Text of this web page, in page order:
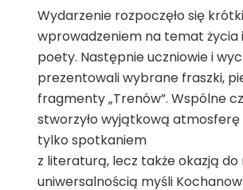
Wydarzenie rozpoczęło się
wprowadzeniem na temat życia
poety. Następnie uczniowie i
prezentowali wybrane fraszki,
fragmenty „Trenów”. Wspólne
stworzyło wyjątkową atmosferę
tylko spotkaniem
z literaturą, lecz także okazją do
uniwersalnością myśli